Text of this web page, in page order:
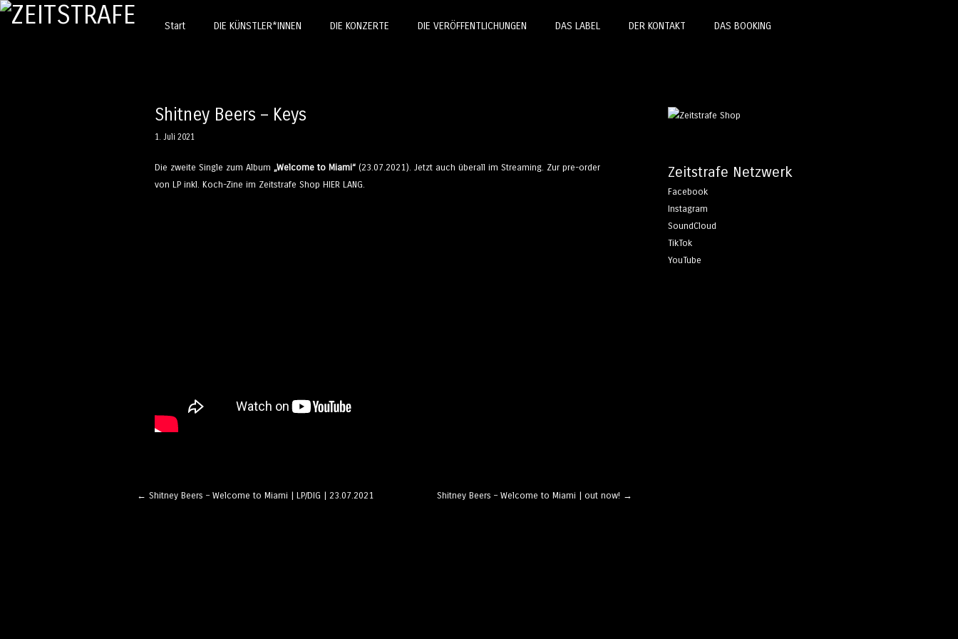
Menü
Springe zum Inhalt
Start DIE KÜNSTLER*INNEN DIE KONZERTE DIE VERÖFFENTLICHUNGEN DAS LABEL DER KONTAKT DAS BOOKING
Shitney Beers – Keys
1. Juli 2021
Die zweite Single zum Album „Welcome to Miami“ (23.07.2021). Jetzt auch überall im Streaming. Zur pre-order
von LP inkl. Koch-Zine im Zeitstrafe Shop HIER LANG.
Artikel-Navigation
← Shitney Beers – Welcome to Miami | LP/DIG | 23.07.2021 Shitney Beers – Welcome to Miami | out now! →
Zeitstrafe Netzwerk
Facebook
Instagram
SoundCloud
TikTok
YouTube